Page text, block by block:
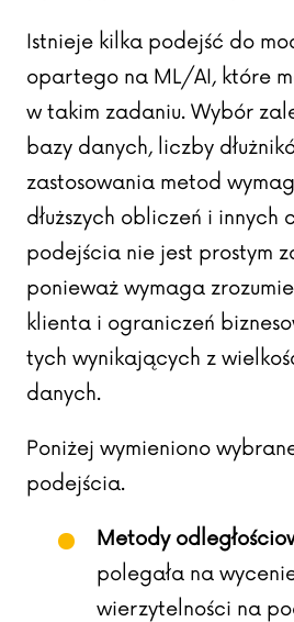
Istnieje kilka podejść do
opartego na ML/AI, które
w takim zadaniu. Wybór
bazy danych, liczby
zastosowania metod
dłuższych obliczeń i innych
podejścia nie jest prostym
ponieważ wymaga
klienta i ograniczeń
tych wynikających z
danych.
Poniżej wymieniono
podejścia.
Metody
polegała na
wierzytelności na